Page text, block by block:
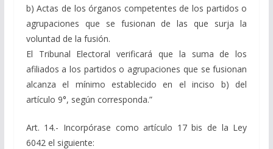
b) Actas de los órganos competentes de los partidos o
agrupaciones que se fusionan de las que surja la
voluntad de la fusión.
El Tribunal Electoral verificará que la suma de los
afiliados a los partidos o agrupaciones que se fusionan
alcanza el mínimo establecido en el inciso b) del
artículo 9°, según corresponda.”
Art. 14.- Incorpórase como artículo 17 bis de la Ley
6042 el siguiente: